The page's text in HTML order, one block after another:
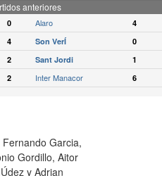
anteriores
0 Alaro
4
4 Son VerÍ
0
2 Sant Jordi
1
2 Inter Manacor 6
Garcia,
Gordillo, Aitor
y Adrian